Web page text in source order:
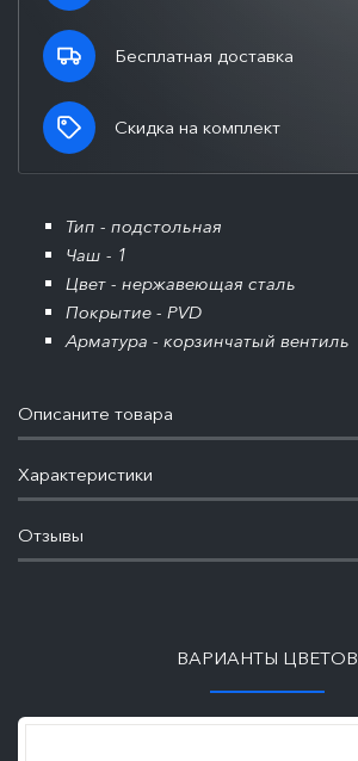
Бесплатная доставка
Скидка на комплект
Тип - подстольная
Чаш - 1
Цвет - нержавеющая сталь
Покрытие - PVD
Арматура - корзинчатый вентиль
Описаните товара
Характеристики
Отзывы
ВАРИАНТЫ ЦВЕТОВ